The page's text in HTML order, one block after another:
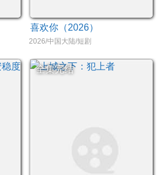
喜欢你（2026）
2026/中国大陆/短剧
全集完结